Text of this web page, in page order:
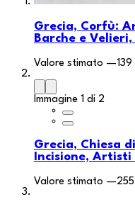
Grecia, Corfù:
Barche e
Valore stimato —
Immagine 1 di 2
Grecia, Chiesa
Incisione, Artisti
Valore stimato —